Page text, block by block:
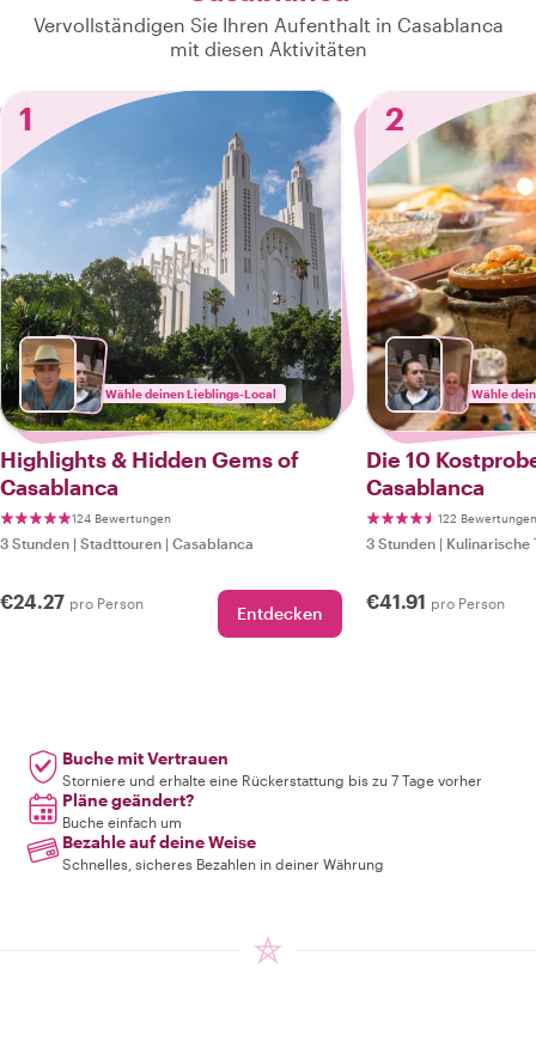
Vervollständigen Sie Ihren Aufenthalt in Casablanca
mit diesen Aktivitäten
1
Wähle deinen Lieblings-Local
Highlights & Hidden Gems of
Casablanca
124 Bewertungen
3 Stunden | Stadttouren | Casablanca
€24.27 pro Person Entdecken
2
Wähle
Die 10
Casablanca
122 Bewertungen
3 Stunden | Kulinarische
€41.91 pro Person
Buche mit Vertrauen
Storniere und erhalte eine Rückerstattung bis zu 7 Tage vorher
Pläne geändert?
Buche einfach um
Bezahle auf deine Weise
Schnelles, sicheres Bezahlen in deiner Währung